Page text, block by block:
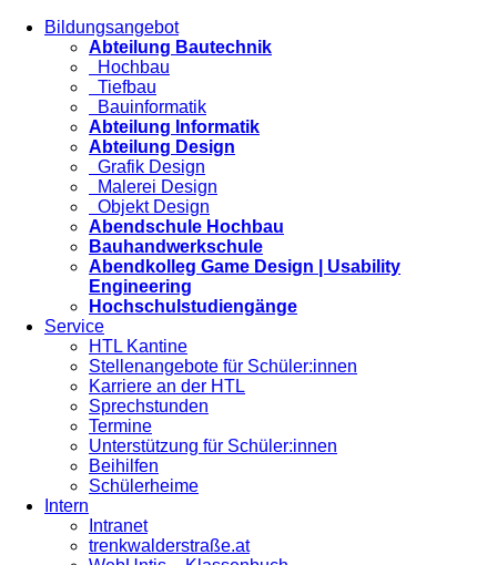
Bildungsangebot
Abteilung Bautechnik
Hochbau
Tiefbau
Bauinformatik
Abteilung Informatik
Abteilung Design
Grafik Design
Malerei Design
Objekt Design
Abendschule Hochbau
Bauhandwerkschule
Abendkolleg Game Design | Usability
Engineering
Hochschulstudiengänge
Service
HTL Kantine
Stellenangebote für Schüler:innen
Karriere an der HTL
Sprechstunden
Termine
Unterstützung für Schüler:innen
Beihilfen
Schülerheime
Intern
Intranet
trenkwalderstraße.at